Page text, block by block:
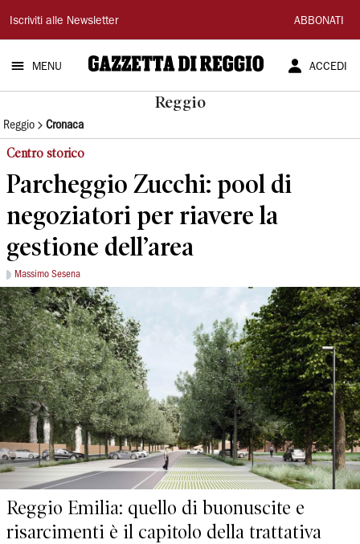
Gazzetta
di
Reggio
Iscriviti alle Newsletter ABBONATI
MENU ACCEDI
Reggio
Reggio Cronaca
Centro storico
Parcheggio Zucchi: pool di
negoziatori per riavere la
gestione dell’area
Massimo Sesena
Reggio Emilia: quello di buonuscite e
risarcimenti è il capitolo della trattativa